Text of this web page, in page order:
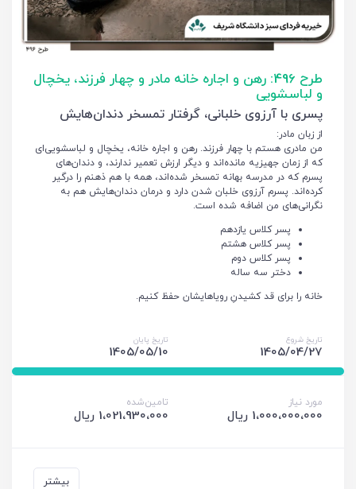
طرح 496: رهن و اجاره خانه مادر و چهار فرزند، یخچال
و لباسشویی
پسری با آرزوی خلبانی، گرفتار تمسخر دندان‌هایش
از زبان مادر:
من مادری هستم با چهار فرزند. رهن و اجاره خانه، یخچال و لباسشویی‌ای
که از زمان جهیزیه مانده‌اند و دیگر ارزش تعمیر ندارند، و دندان‌های
پسرم که در مدرسه بهانه تمسخر شده‌اند، همه با هم ذهنم را درگیر
کرده‌اند. پسرم آرزوی خلبان شدن دارد و درمان دندان‌هایش هم به
نگرانی‌های من اضافه شده است.
پسر کلاس یازدهم
پسر کلاس هشتم
پسر کلاس دوم
دختر سه ساله
خانه را برای قد کشیدنِ رویاهایشان حفظ کنیم.
تاریخ شروع
1405/04/27
تاریخ پایان
1405/05/10
مورد نیاز
1،000،000،000 ریال
تامین‌شده
1،021،930،000 ریال
بیشتر